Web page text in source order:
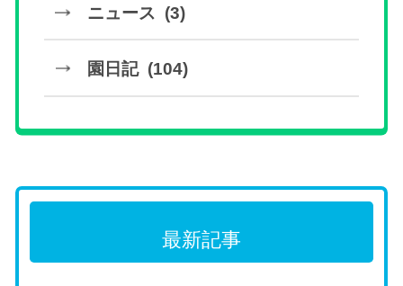
ニュース (3)
園日記 (104)
最新記事